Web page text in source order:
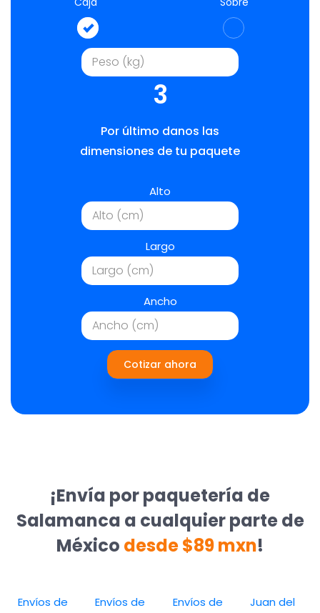
3
Por último danos las
dimensiones de tu paquete
Alto
Largo
Ancho
Cotizar ahora
¡Envía por paquetería de
Salamanca a cualquier parte de
México desde $89 mxn!
Envíos de
Envíos de
Envíos de
Juan del